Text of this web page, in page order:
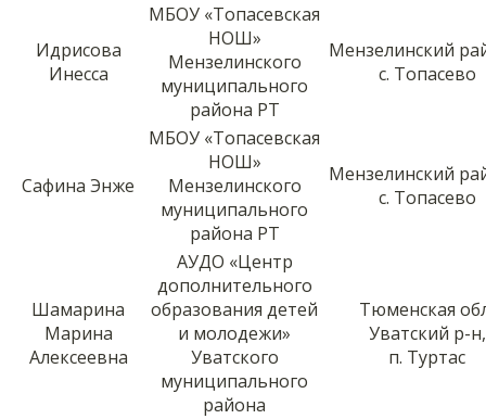
Идрисова
Инесса
МБОУ «Топасевская
НОШ»
Мензелинского
муниципального
района РТ
Мензелинский
с. Топасево
Сафина Энже
МБОУ «Топасевская
НОШ»
Мензелинского
муниципального
района РТ
Мензелинский
с. Топасево
Шамарина
Марина
Алексеевна
АУДО «Центр
дополнительного
образования детей
и молодежи»
Уватского
муниципального
района
Тюменская
Уватский р-н,
п. Туртас